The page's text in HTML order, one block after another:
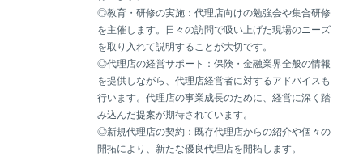
◎教育・研修の実施：代理店向けの勉強会や集合研修
を主催します。日々の訪問で吸い上げた現場のニーズ
を取り入れて説明することが大切です。
◎代理店の経営サポート：保険・金融業界全般の情報
を提供しながら、代理店経営者に対するアドバイスも
行います。代理店の事業成長のために、経営に深く踏
み込んだ提案が期待されています。
◎新規代理店の契約：既存代理店からの紹介や個々の
開拓により、新たな優良代理店を開拓します。